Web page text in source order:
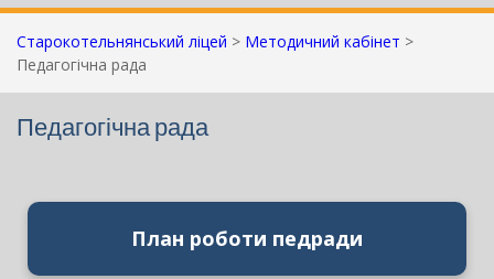
Старокотельнянський ліцей > Методичний кабінет >
Педагогічна рада
Педагогічна рада
План роботи педради